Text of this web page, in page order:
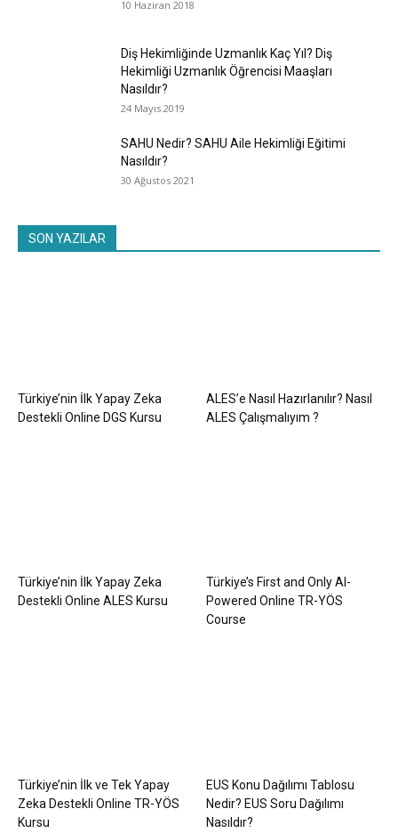
10 Haziran 2018
Diş Hekimliğinde Uzmanlık Kaç Yıl? Diş
Hekimliği Uzmanlık Öğrencisi Maaşları
Nasıldır?
24 Mayıs 2019
SAHU Nedir? SAHU Aile Hekimliği Eğitimi
Nasıldır?
30 Ağustos 2021
SON YAZILAR
Türkiye’nin İlk Yapay Zeka
Destekli Online DGS Kursu
ALES’e Nasıl Hazırlanılır? Nasıl
ALES Çalışmalıyım ?
Türkiye’nin İlk Yapay Zeka
Destekli Online ALES Kursu
Türkiye’s First and Only AI-
Powered Online TR-YÖS
Course
Türkiye’nin İlk ve Tek Yapay
Zeka Destekli Online TR-YÖS
Kursu
EUS Konu Dağılımı Tablosu
Nedir? EUS Soru Dağılımı
Nasıldır?